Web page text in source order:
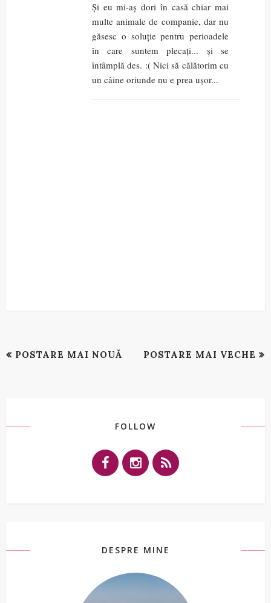
Și eu mi-aș dori în casă chiar mai
multe animale de companie, dar nu
găsesc o soluție pentru perioadele
în care suntem plecați... și se
întâmplă des. :( Nici să călătorim cu
un câine oriunde nu e prea ușor...
POSTARE MAI NOUĂ POSTARE MAI VECHE
FOLLOW
DESPRE MINE